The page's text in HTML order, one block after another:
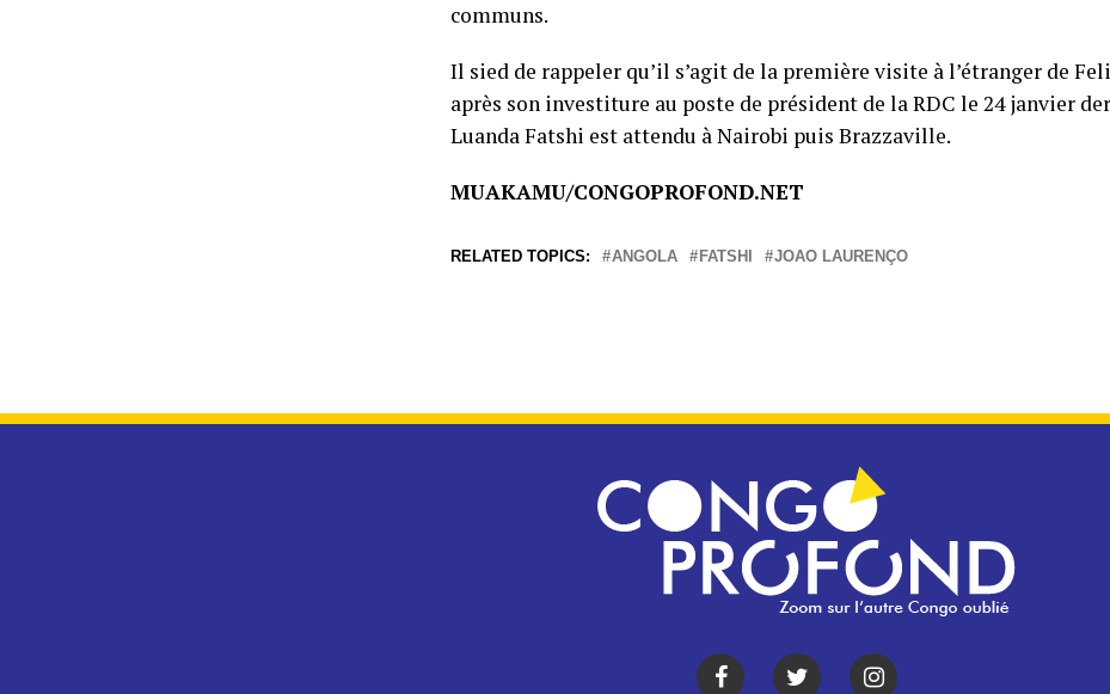
communs.
Il sied de rappeler qu’il s’agit de la première visite à l’étranger de
après son investiture au poste de président de la RDC le 24 janvier
Luanda Fatshi est attendu à Nairobi puis Brazzaville.
MUAKAMU/CONGOPROFOND.NET
RELATED TOPICS: ANGOLA FATSHI JOAO LAURENÇO